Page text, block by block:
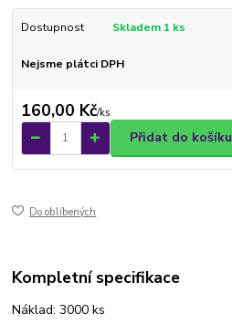
Dostupnost Skladem 1 ks
Nejsme plátci DPH
160,00 Kč/ks
Přidat do košíku
Do oblíbených
Kompletní specifikace
Náklad: 3000 ks